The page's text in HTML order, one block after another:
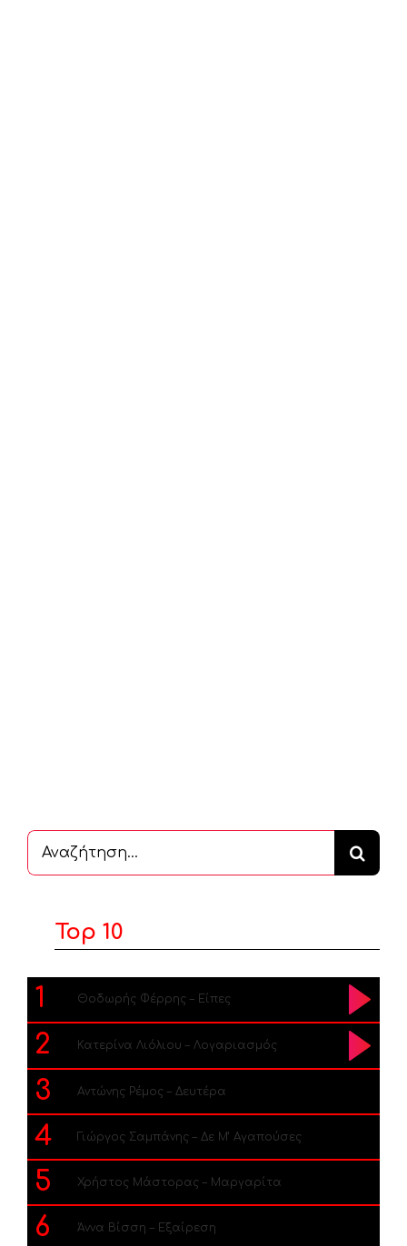
Αναζήτηση
...
Top 10
1 Θοδωρής Φέρρης – Είπες
2 Κατερίνα Λιόλιου – Λογαριασμός
3 Αντώνης Ρέμος – Δευτέρα
4 Γιώργος Σαμπάνης – Δε Μ’ Αγαπούσες
5 Χρήστος Μάστορας – Μαργαρίτα
6 Άννα Βίσση – Εξαίρεση